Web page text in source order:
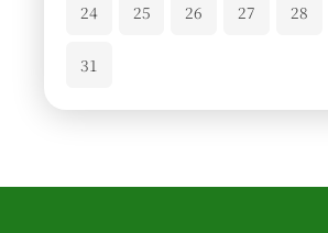
24 25 26 27 28
31